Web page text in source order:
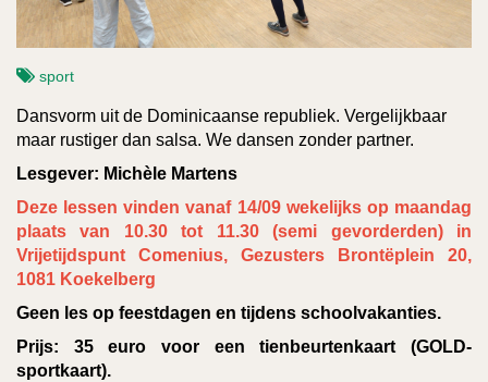
sport
Dansvorm uit de Dominicaanse republiek. Vergelijkbaar
maar rustiger dan salsa. We dansen zonder partner.
Lesgever: Michèle Martens
Deze lessen vinden vanaf 14/09 wekelijks op maandag
plaats van 10.30 tot 11.30 (semi gevorderden) in
Vrijetijdspunt Comenius, Gezusters Brontëplein 20,
1081 Koekelberg
Geen les op feestdagen en tijdens schoolvakanties.
Prijs:
35 euro voor een tienbeurtenkaart (GOLD-
sportkaart).